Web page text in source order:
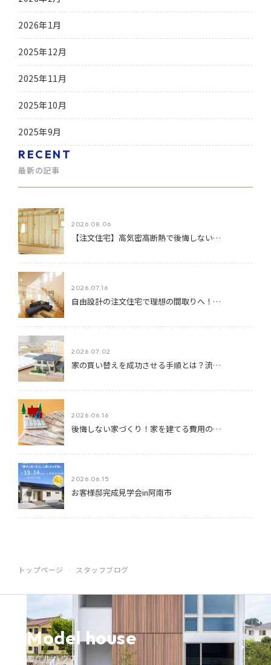
2026年1月
2025年12月
2025年11月
2025年10月
2025年9月
RECENT
最新の記事
2026.08.06
【注文住宅】高気密高断熱で後悔しない…
2026.07.16
自由設計の注文住宅で理想の間取りへ！…
2026.07.02
家の買い替えを成功させる手順とは？流…
2026.06.16
後悔しない家づくり！家を建てる費用の…
2026.06.15
お客様邸完成見学会in阿南市
トップページ スタッフブログ
Model house
モデルハウス
›